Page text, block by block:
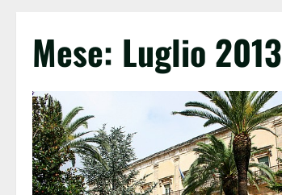
Mese: Luglio 2013